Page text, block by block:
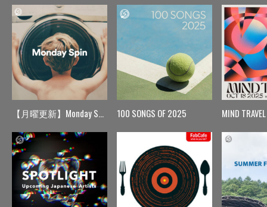
【月曜更新】Monday Spin 100 SONGS OF 2025 MIND TRAVEL